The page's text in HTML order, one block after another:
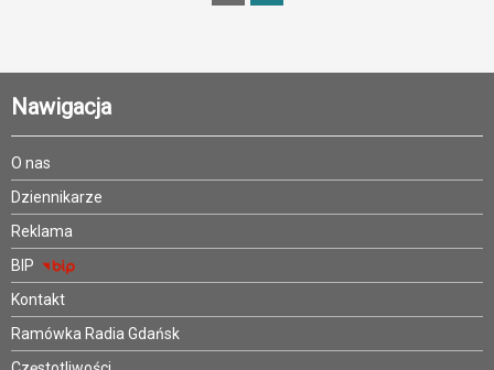
Nawigacja
O nas
Dziennikarze
Reklama
BIP
Kontakt
Ramówka Radia Gdańsk